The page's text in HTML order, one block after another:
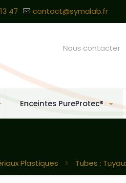
47 contact@symalab.fr
Enceintes PureProtec®
Nous contacter
Plastiques Tubes ;